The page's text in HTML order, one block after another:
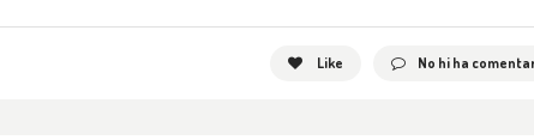
Like No hi ha